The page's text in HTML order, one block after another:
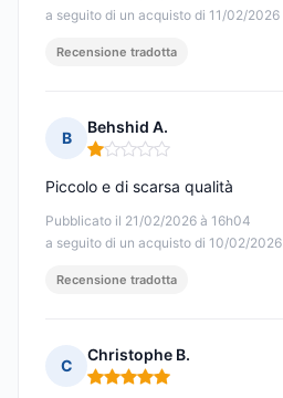
a seguito di un acquisto di 11/02/2026
Recensione tradotta
B
Behshid A.
Nota: 1 su 5
Pubblicato il 21/02/2026 à 16h04
a seguito di un acquisto di 10/02/2026
Piccolo e di scarsa qualità
Recensione tradotta
C
Christophe B.
Nota: 5 su 5